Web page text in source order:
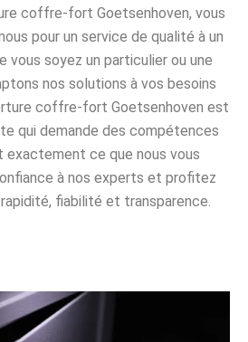
coffre-fort Goetsenhoven, vous
pour un service de qualité à un
vous soyez un particulier ou une
nos solutions à vos besoins
coffre-fort Goetsenhoven est
qui demande des compétences
exactement ce que nous vous
à nos experts et profitez
fiabilité et transparence.